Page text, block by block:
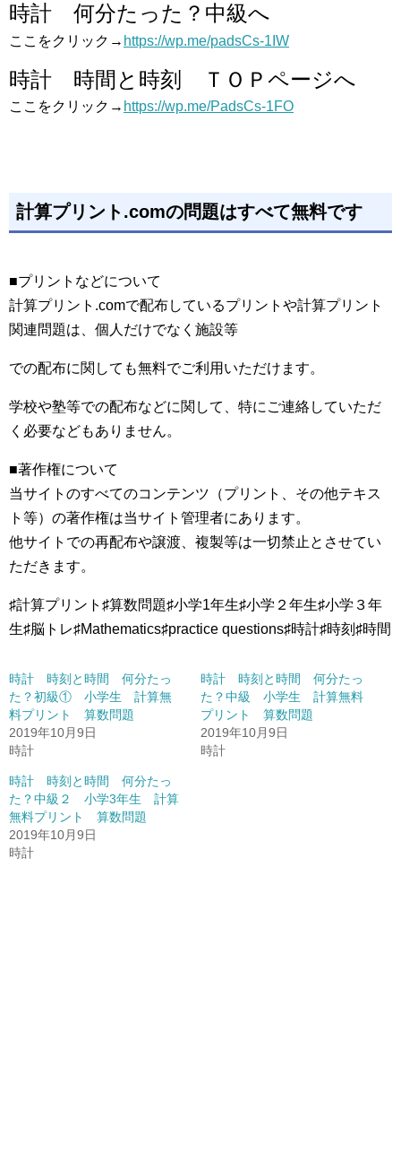
時計 何分たった？中級へ
ここをクリック→ https://wp.me/padsCs-1IW
時計 時間と時刻 ＴＯＰページへ
ここをクリック→ https://wp.me/PadsCs-1FO
計算プリント.comの問題はすべて無料です
■プリントなどについて
計算プリント.comで配布しているプリントや計算プリント
関連問題は、個人だけでなく施設等
での配布に関しても無料でご利用いただけます。
学校や塾等での配布などに関して、特にご連絡していただ
く必要などもありません。
■著作権について
当サイトのすべてのコンテンツ（プリント、その他テキス
ト等）の著作権は当サイト管理者にあります。
他サイトでの再配布や譲渡、複製等は一切禁止とさせてい
ただきます。
♯計算プリント♯算数問題♯小学1年生♯小学２年生♯小学３年
生♯脳トレ♯Mathematics♯practice questions♯時計♯時刻♯時間
時計 時刻と時間 何分たっ
た？初級① 小学生 計算無
料プリント 算数問題
2019年10月9日
時計
時計 時刻と時間 何分たっ
た？中級 小学生 計算無料
プリント 算数問題
2019年10月9日
時計
時計 時刻と時間 何分たっ
た？中級２ 小学3年生 計算
無料プリント 算数問題
2019年10月9日
時計